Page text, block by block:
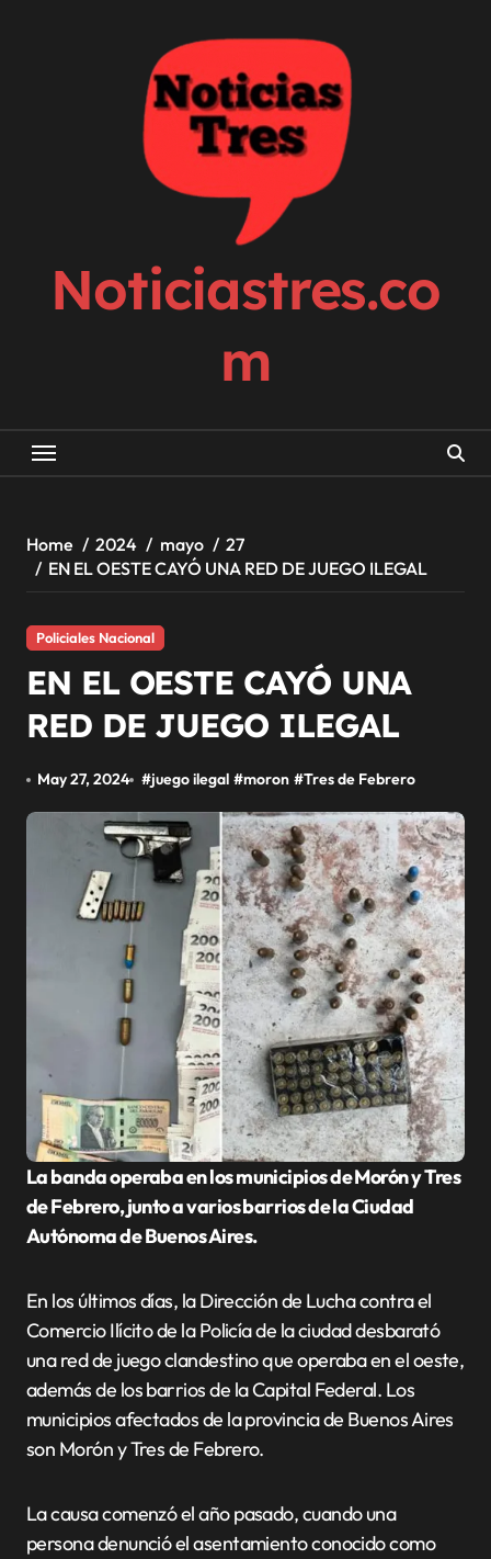
Noticiastres.co
m
Home 2024 mayo
27
EN EL OESTE CAYÓ UNA RED DE JUEGO ILEGAL
Policiales Nacional
EN EL OESTE CAYÓ UNA
RED DE JUEGO ILEGAL
May 27, 2024 #juego ilegal #moron #Tres de Febrero
La banda operaba en los municipios de Morón y Tres
de Febrero, junto a varios barrios de la Ciudad
Autónoma de Buenos Aires.
En los últimos días, la Dirección de Lucha contra el
Comercio Ilícito de la Policía de la ciudad desbarató
una red de juego clandestino que operaba en el oeste,
además de los barrios de la Capital Federal. Los
municipios afectados de la provincia de Buenos Aires
son Morón y Tres de Febrero.
La causa comenzó el año pasado, cuando una
persona denunció el asentamiento conocido como